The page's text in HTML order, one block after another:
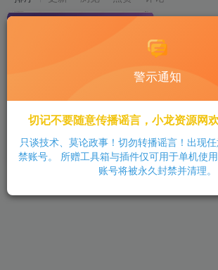
小龙插件功能介绍
8个月前 5
警示通知
切记不要随意传播谣言，小龙资源网
只谈技术、莫论政事！切勿转播谣言！出现
禁账号。 所赠工具箱与插件仅可用于单机使
账号将被永久封禁并清理。